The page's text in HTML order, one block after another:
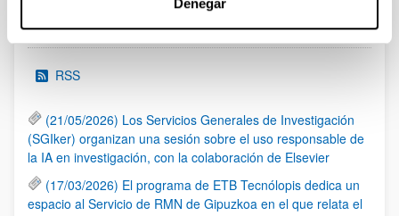
Denegar
Noticias
RSS
(21/05/2026) Los Servicios Generales de Investigación
(SGIker) organizan una sesión sobre el uso responsable de
la IA en investigación, con la colaboración de Elsevier
(17/03/2026) El programa de ETB Tecnólopis dedica un
espacio al Servicio de RMN de Gipuzkoa en el que relata el